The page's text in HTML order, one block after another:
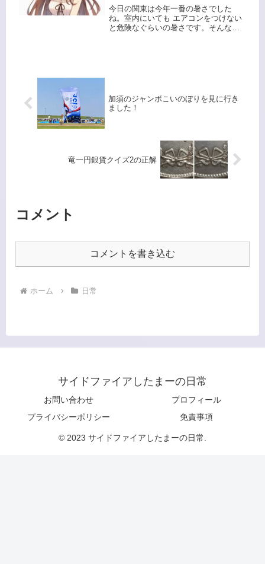
今日の関東は今年一番の暑さでした
ね。室内にいても エアコンをつけない
と危険なぐらいの暑さです。そんな現
加須のジャンボこいのぼりを見に行き
ました！
竜一円銀貨クイズ2の正解
コメント
コメントを書き込む
ホーム 日常
サイドファイアしたまーの日常
お問い合わせ
プロフィール
プライバシーポリシー
免責事項
© 2023 サイドファイアしたまーの日常.